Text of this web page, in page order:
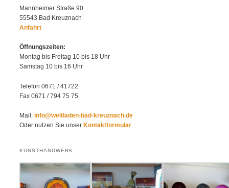
Mannheimer Straße 90
55543 Bad Kreuznach
Anfahrt
Öffnungszeiten:
Montag bis Freitag 10 bis 18 Uhr
Samstag 10 bis 16 Uhr
Telefon 0671 / 41722
Fax 0671 / 794 75 75
Mail: info@weltladen-bad-kreuznach.de
Oder nutzen Sie unser Kontaktformular
KUNSTHANDWERK